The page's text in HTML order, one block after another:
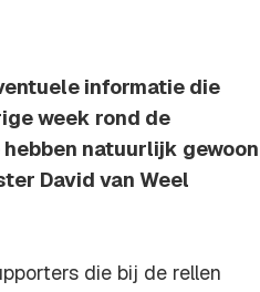
informatie die
week rond de
natuurlijk gewoon
David van Weel
die bij de rellen